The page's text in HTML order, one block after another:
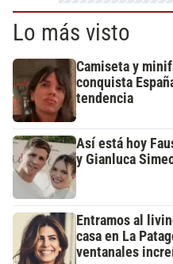
Lo más visto
Camiseta y
conquista
tendencia
Así está hoy
y Gianluca
Entramos al
casa en La
ventanales